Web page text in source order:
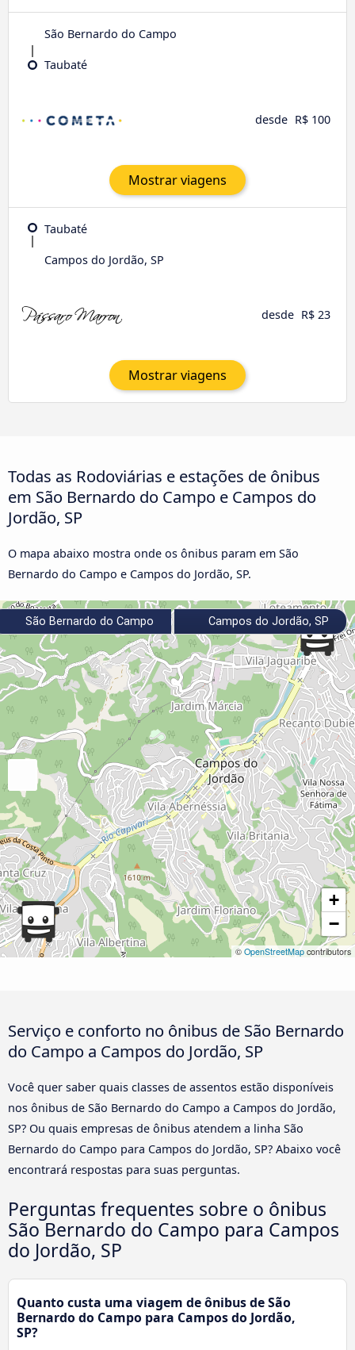
São Bernardo do Campo
Taubaté
desde R$ 100
Mostrar viagens
Taubaté
Campos do Jordão, SP
desde R$ 23
Mostrar viagens
Todas as Rodoviárias e estações de ônibus
em São Bernardo do Campo e Campos do
Jordão, SP
O mapa abaixo mostra onde os ônibus param em São
Bernardo do Campo e Campos do Jordão, SP.
+
−
© OpenStreetMap contributors
São Bernardo do Campo Campos do Jordão, SP
Serviço e conforto no ônibus de São Bernardo
do Campo a Campos do Jordão, SP
Você quer saber quais classes de assentos estão disponíveis
nos ônibus de São Bernardo do Campo a Campos do Jordão,
SP? Ou quais empresas de ônibus atendem a linha São
Bernardo do Campo para Campos do Jordão, SP? Abaixo você
encontrará respostas para suas perguntas.
Perguntas frequentes sobre o ônibus
São Bernardo do Campo para Campos
do Jordão, SP
Quanto custa uma viagem de ônibus de São
Bernardo do Campo para Campos do Jordão,
SP?